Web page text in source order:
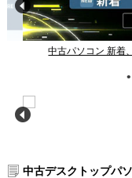
中古パソコン 新着
中古デスクトップパ